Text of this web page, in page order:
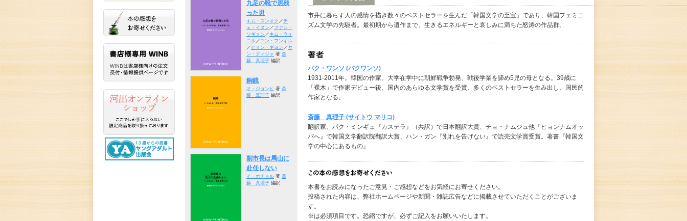
市井に暮らす人の感情を描き数々のベストセラーを生んだ「韓国文学の至宝」であり、韓国フェミニ
ズム文学の先駆者。最初期から遺作まで、生きるエネルギーと哀しみに満ちた怒涛の作品群。
パク・ワンソ (パクワンソ)
1931-2011年。韓国の作家。大学在学中に朝鮮戦争勃発、戦後学業を諦め5児の母となる。39歳に
「裸木」で作家デビュー後、国内のあらゆる文学賞を受賞、多くのベストセラーを生み出し、国民的
作家となる。
斎藤 真理子 (サイトウ マリコ)
翻訳家。パク・ミンギュ『カステラ』（共訳）で日本翻訳大賞、チョ・ナムジュ他『ヒョンナムオッ
パへ』で韓国文学翻訳院翻訳大賞、ハン・ガン『別れを告げない』で読売文学賞受賞。著書『韓国文
学の中心にあるもの』
本書をお読みになったご意見・ご感想などをお気軽にお寄せください。
投稿された内容は、弊社ホームページや新聞・雑誌広告などに掲載させていただくことがございま
す。
※は必須項目です。恐縮ですが、必ずご記入をお願いいたします。
九足の靴で居残
った男
キム・スンオク ／チ
ェ・イヌン ／ ファン・
ソギョン ／ キム・ウォ
ニル ／ ユン・フンギル
／ ヒョン・ギヨン ／ヤ
ン・グィジャ 著 斎
藤 真理子 編訳
銅鏡
オ・ジョンヒ 著 斎
藤 真理子 編訳
副市長は馬山に
赴任しない
イ・ホチョル 著 斎
藤 真理子 編訳